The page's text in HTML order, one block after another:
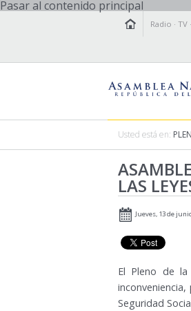
Pasar al contenido principal
Radio ·TV ·
Usted está en:
LAS
Jueves, 13 de
El Pleno de
Seguridad